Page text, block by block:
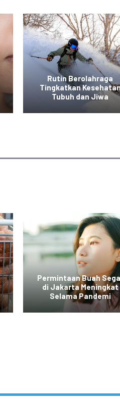
Rutin Berolahraga
Tingkatkan
Tubuh dan Jiwa
Permintaan Buah
di Jakarta Meningkat
Selama Pandemi